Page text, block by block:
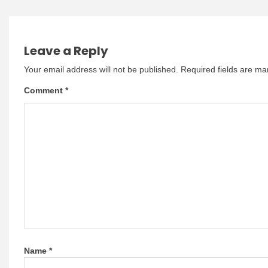
Leave a Reply
Your email address will not be published. Required fields are
Comment *
Name *